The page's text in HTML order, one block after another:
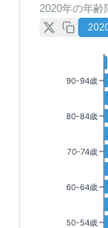
2020年の年齢
90-94歳
80-84歳
70-74歳
60-64歳
50-54歳